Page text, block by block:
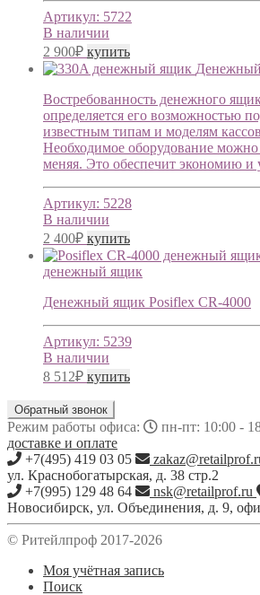
Артикул: 5722
В наличии
2 900₽ купить
Востребованность денежного
определяется его возможностью
известным типам и моделям
Необходимое оборудование
меняя. Это обеспечит экономию и
Артикул: 5228
В наличии
2 400₽ купить
денежный ящик
Денежный ящик Posiflex CR-4000
Артикул: 5239
В наличии
8 512₽ купить
Обратный звонок
Режим работы офиса: пн-пт: 10:00 -
доставке и оплате
+7(495) 419 03 05
ул. Краснобогатырская, д. 38 стр.2
+7(995) 129 48 64
nsk@retailprof.ru
Новосибирск, ул. Объединения, д. 9,
© Ритейлпроф 2017-2026
Моя учётная запись
Поиск